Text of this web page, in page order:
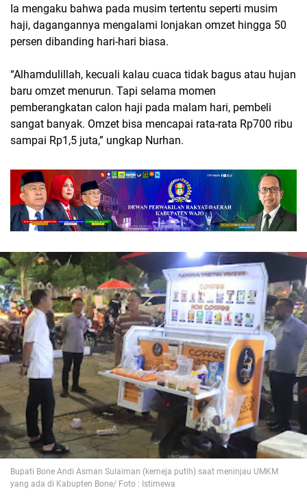
Ia mengaku bahwa pada musim tertentu seperti musim
haji, dagangannya mengalami lonjakan omzet hingga 50
persen dibanding hari-hari biasa.
“Alhamdulillah, kecuali kalau cuaca tidak bagus atau hujan
baru omzet menurun. Tapi selama momen
pemberangkatan calon haji pada malam hari, pembeli
sangat banyak. Omzet bisa mencapai rata-rata Rp700 ribu
sampai Rp1,5 juta,” ungkap Nurhan.
Bupati Bone Andi Asman Sulaiman (kemeja putih) saat meninjau UMKM
yang ada di Kabupten Bone/ Foto : Istimewa